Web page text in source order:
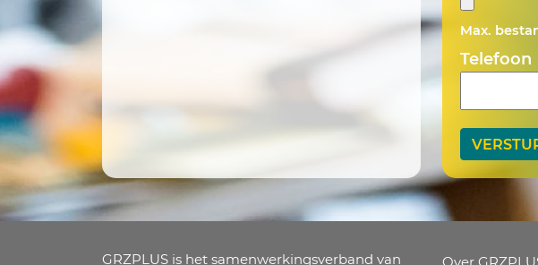
DD
slash
JJJJ
Max.
Telefoon
GRZPLUS is het samenwerkingsverband van